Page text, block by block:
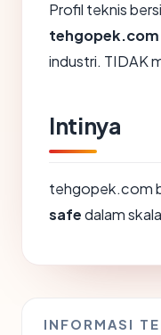
Profil teknis
tehgopek.com
industri. TIDAK
Intinya
tehgopek.com
safedalam
INFORMASI